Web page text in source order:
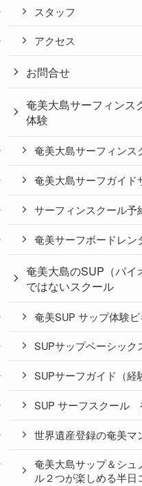
スタッフ
アクセス
お問合せ
奄美大島サーフィンス
体験
奄美大島サーフィンス
奄美大島サーフガイド
サーフィンスクール予
奄美サーフボードレン
奄美大島のSUP（パ
ではないスクール
奄美SUP サップ体験
SUPサップベーシック
SUPサーフガイド（経
SUP サーフスクール
世界遺産登録の奄美マ
奄美大島サップ＆シュ
ル２つが楽しめる半日